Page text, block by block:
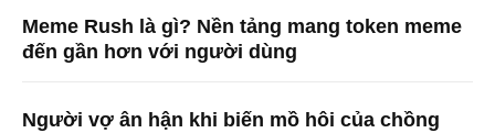
Meme Rush là gì? Nền tảng mang token meme
đến gần hơn với người dùng
Người vợ ân hận khi biến mồ hôi của chồng